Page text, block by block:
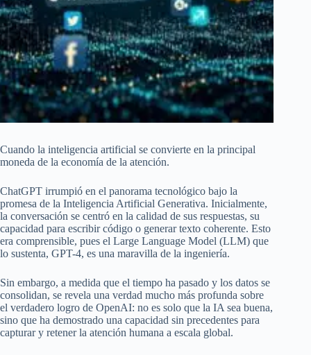
Cuando la inteligencia artificial se convierte en la principal
moneda de la economía de la atención.
ChatGPT irrumpió en el panorama tecnológico bajo la
promesa de la Inteligencia Artificial Generativa. Inicialmente,
la conversación se centró en la calidad de sus respuestas, su
capacidad para escribir código o generar texto coherente. Esto
era comprensible, pues el Large Language Model (LLM) que
lo sustenta, GPT-4, es una maravilla de la ingeniería.
Sin embargo, a medida que el tiempo ha pasado y los datos se
consolidan, se revela una verdad mucho más profunda sobre
el verdadero logro de OpenAI: no es solo que la IA sea buena,
sino que ha demostrado una capacidad sin precedentes para
capturar y retener la atención humana a escala global.